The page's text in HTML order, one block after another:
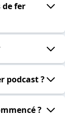
de fer
podcast ?
?